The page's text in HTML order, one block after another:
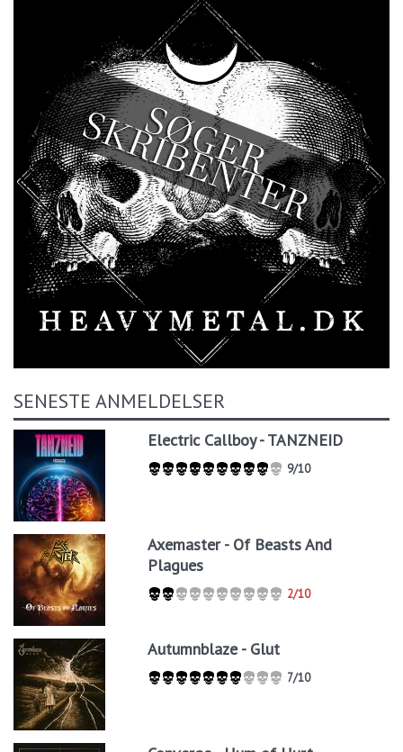
SENESTE ANMELDELSER
Electric Callboy - TANZNEID
9/10
Axemaster - Of Beasts And
Plagues
2/10
Autumnblaze - Glut
7/10